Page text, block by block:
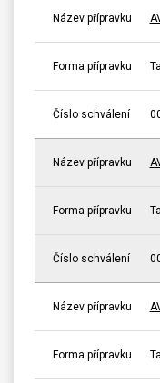
Název přípravku
Forma přípravku
Číslo schválení
Název přípravku
Forma přípravku
Číslo schválení
Název přípravku
Forma přípravku